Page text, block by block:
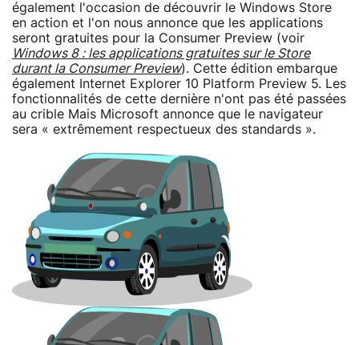
également l'occasion de découvrir le Windows Store
en action et l'on nous annonce que les applications
seront gratuites pour la Consumer Preview (voir
Windows 8 : les applications gratuites sur le Store
durant la Consumer Preview). Cette édition embarque
également Internet Explorer 10 Platform Preview 5. Les
fonctionnalités de cette dernière n'ont pas été passées
au crible Mais Microsoft annonce que le navigateur
sera « extrêmement respectueux des standards ».